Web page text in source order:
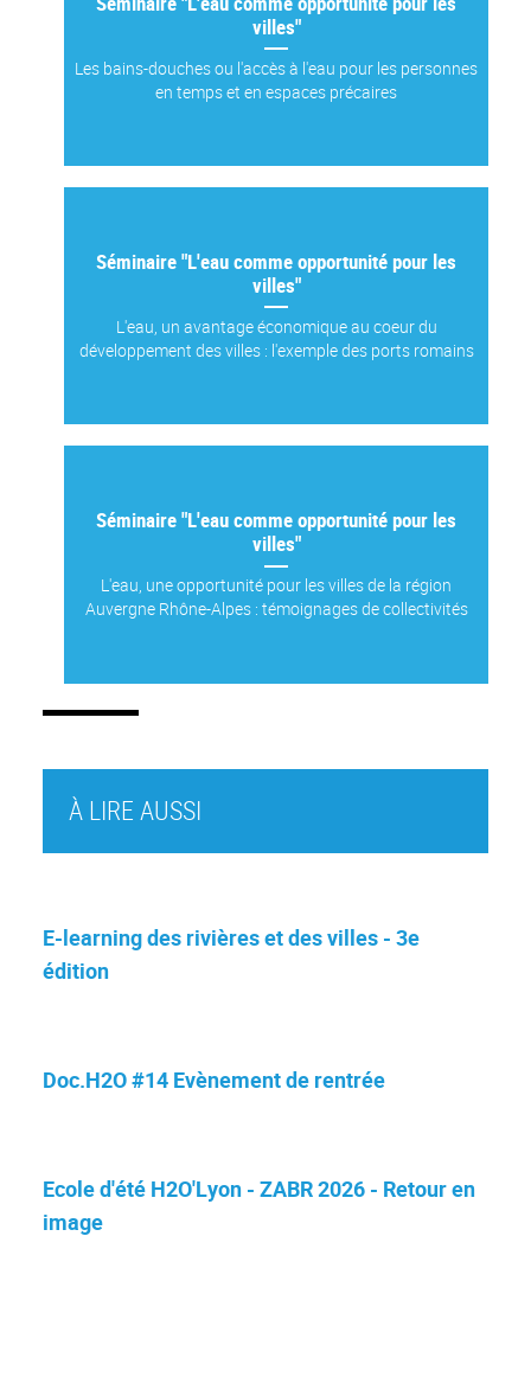
villes"
Les bains-douches ou l'accès à l'eau pour les personnes
en temps et en espaces précaires
Séminaire "L'eau comme opportunité pour les
villes"
L'eau, un avantage économique au coeur du
développement des villes : l'exemple des ports romains
Séminaire "L'eau comme opportunité pour les
villes"
L'eau, une opportunité pour les villes de la région
Auvergne Rhône-Alpes : témoignages de collectivités
À LIRE AUSSI
E-learning des rivières et des villes - 3e
édition
Doc.H2O #14 Evènement de rentrée
Ecole d'été H2O'Lyon - ZABR 2026 - Retour en
image